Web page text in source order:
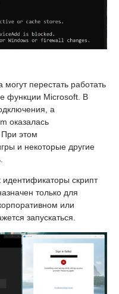
перестать работать
функции Microsoft. В
а
оказалась
При этом
и некоторые другие
скрипт
только для
или
запускаться.